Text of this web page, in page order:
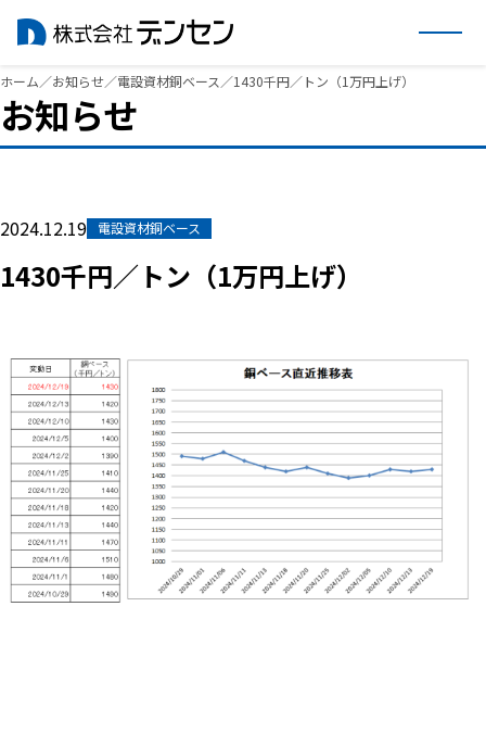
内
容
を
ッ
ホーム／お知らせ／電設資材銅ベース ／1430千円／トン（1万円上げ）
お知らせ
2024.12.19 電設資材銅ベース
1430千円／トン（1万円上げ）